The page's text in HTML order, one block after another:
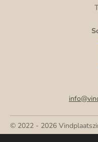
© 2022 - 2026